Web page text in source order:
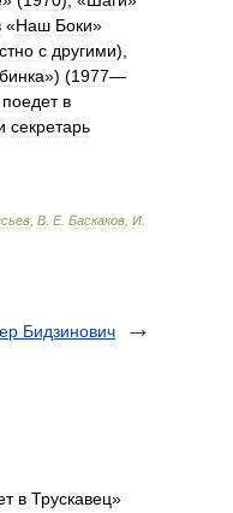
«Наш Боки»
с другими),
») (1977—
поедет в
секретарь
В Е. Баскаков И
Бидзинович
в Трускавец»